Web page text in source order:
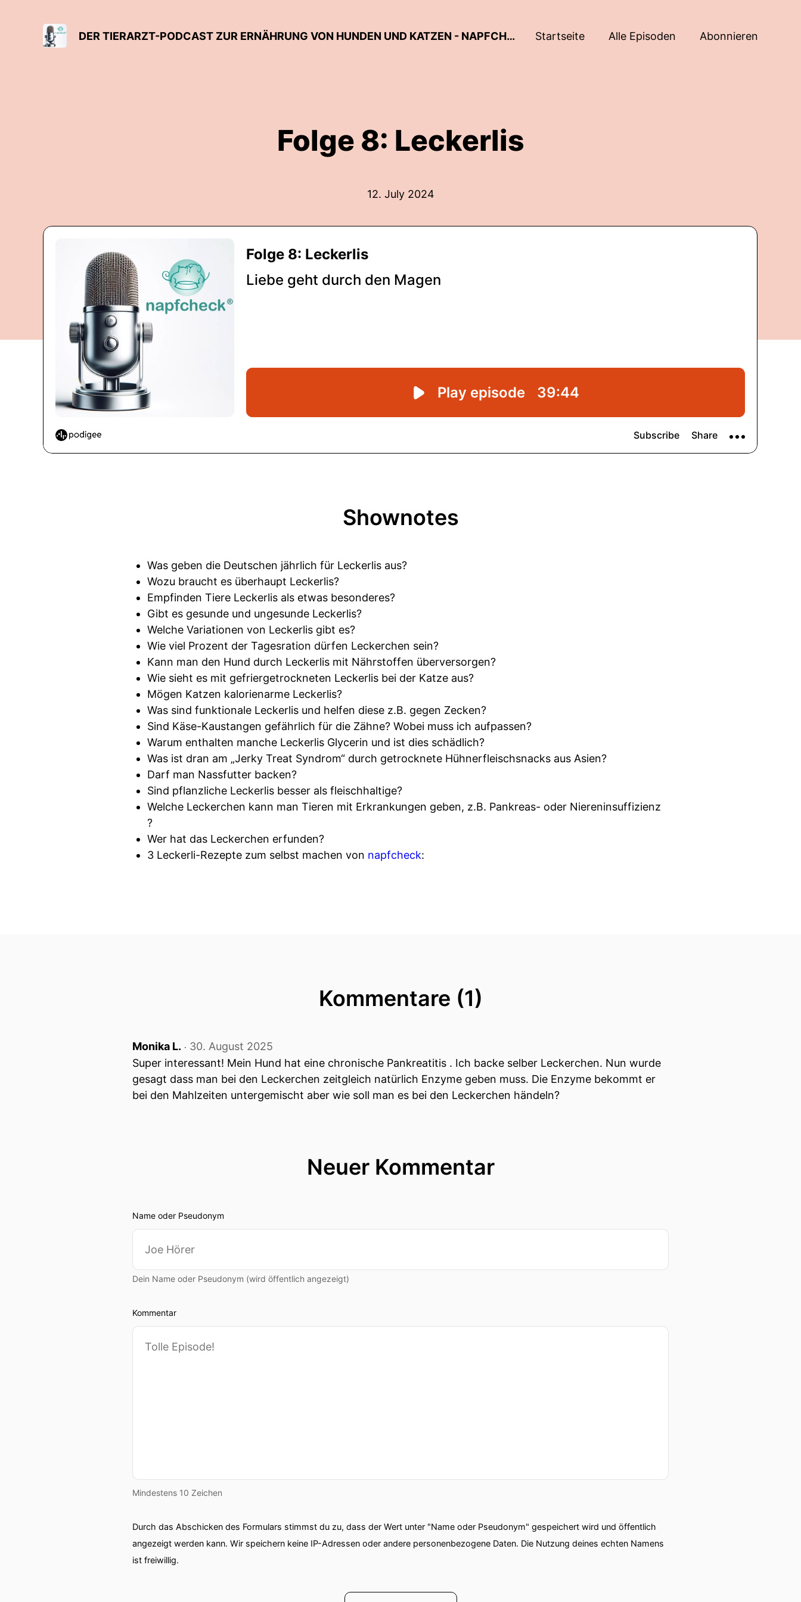
DER TIERARZT-PODCAST ZUR ERNÄHRUNG VON HUNDEN UND KATZEN - NAPFCHECK Startseite Alle Episoden Abonnieren
Folge 8: Leckerlis
12. July 2024
Shownotes
Was geben die Deutschen jährlich für Leckerlis aus?
Wozu braucht es überhaupt Leckerlis?
Empfinden Tiere Leckerlis als etwas besonderes?
Gibt es gesunde und ungesunde Leckerlis?
Welche Variationen von Leckerlis gibt es?
Wie viel Prozent der Tagesration dürfen Leckerchen sein?
Kann man den Hund durch Leckerlis mit Nährstoffen überversorgen?
Wie sieht es mit gefriergetrockneten Leckerlis bei der Katze aus?
Mögen Katzen kalorienarme Leckerlis?
Was sind funktionale Leckerlis und helfen diese z.B. gegen Zecken?
Sind Käse-Kaustangen gefährlich für die Zähne? Wobei muss ich aufpassen?
Warum enthalten manche Leckerlis Glycerin und ist dies schädlich?
Was ist dran am „Jerky Treat Syndrom“ durch getrocknete Hühnerfleischsnacks aus Asien?
Darf man Nassfutter backen?
Sind pflanzliche Leckerlis besser als fleischhaltige?
Welche Leckerchen kann man Tieren mit Erkrankungen geben, z.B. Pankreas- oder Niereninsuffizienz
?
Wer hat das Leckerchen erfunden?
3 Leckerli-Rezepte zum selbst machen von napfcheck:
Kommentare (1)
Monika L. ‧ 30. August 2025
Super interessant! Mein Hund hat eine chronische Pankreatitis . Ich backe selber Leckerchen. Nun wurde
gesagt dass man bei den Leckerchen zeitgleich natürlich Enzyme geben muss. Die Enzyme bekommt er
bei den Mahlzeiten untergemischt aber wie soll man es bei den Leckerchen händeln?
Neuer Kommentar
Name oder Pseudonym
Dein Name oder Pseudonym (wird öffentlich angezeigt)
Kommentar
Mindestens 10 Zeichen
Durch das Abschicken des Formulars stimmst du zu, dass der Wert unter "Name oder Pseudonym" gespeichert wird und öffentlich
angezeigt werden kann. Wir speichern keine IP-Adressen oder andere personenbezogene Daten. Die Nutzung deines echten Namens
ist freiwillig.